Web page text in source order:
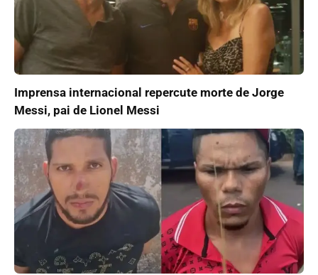
Imprensa internacional repercute morte de Jorge
Messi, pai de Lionel Messi